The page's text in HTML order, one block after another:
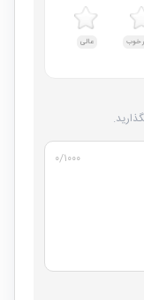
خوب عالی
۰/۱۰۰۰